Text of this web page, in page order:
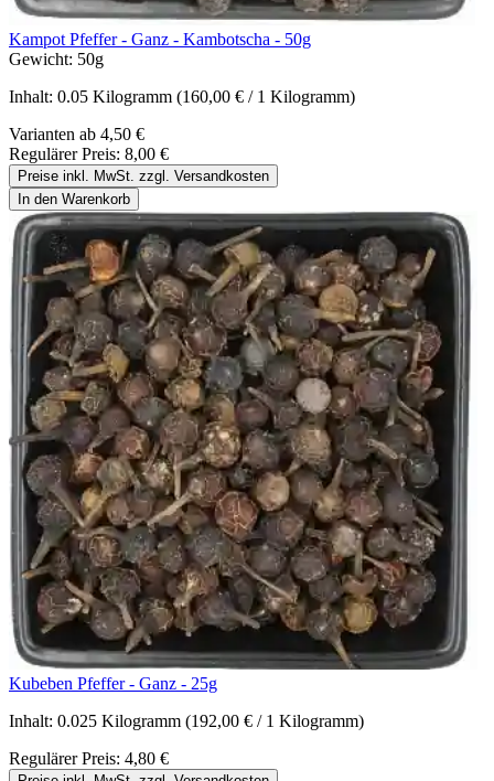
Kampot Pfeffer - Ganz - Kambotscha - 50g
Gewicht: 50g
Inhalt: 0.05 Kilogramm (160,00 € / 1 Kilogramm)
Varianten ab 4,50 €
Regulärer Preis: 8,00 €
Preise inkl. MwSt. zzgl. Versandkosten
In den Warenkorb
Kubeben Pfeffer - Ganz - 25g
Inhalt: 0.025 Kilogramm (192,00 € / 1 Kilogramm)
Regulärer Preis: 4,80 €